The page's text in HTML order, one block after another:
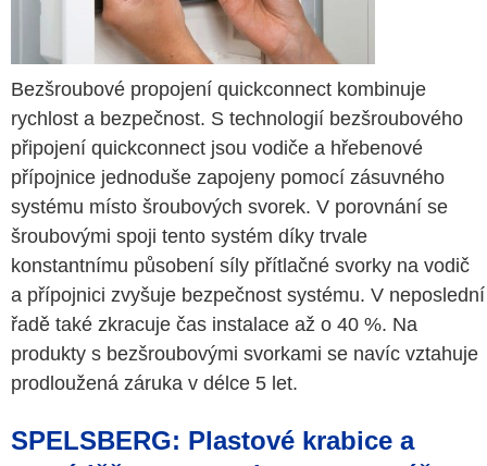
Bezšroubové propojení quickconnect kombinuje
rychlost a bezpečnost. S technologií bezšroubového
připojení quickconnect jsou vodiče a hřebenové
přípojnice jednoduše zapojeny pomocí zásuvného
systému místo šroubových svorek. V porovnání se
šroubovými spoji tento systém díky trvale
konstantnímu působení síly přítlačné svorky na vodič
a přípojnici zvyšuje bezpečnost systému. V neposlední
řadě také zkracuje čas instalace až o 40 %. Na
produkty s bezšroubovými svorkami se navíc vztahuje
prodloužená záruka v délce 5 let.
SPELSBERG: Plastové krabice a